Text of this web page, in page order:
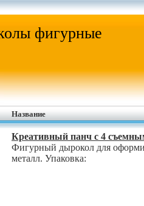
фигурные
Название
Креативный панч с 4
Фигурный дырокол для
металл. Упаковка: